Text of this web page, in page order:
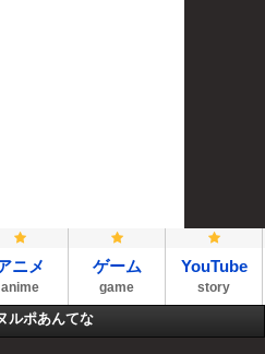
ニメ
anime
ゲーム
game
YouTube
story
ルポあんてな